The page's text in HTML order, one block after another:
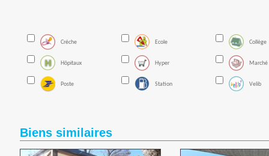
Créche Ecole Collège
Hôpitaux Hyper Marché
Poste Station Velib
Biens similaires